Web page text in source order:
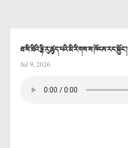
ཐ་སི་ཐིའི་རྙི་རུ་ཚུད་པའི་མི་རིགས་ས་ཁོངས་རང་སྐྱོང་།
Jul 9, 2026